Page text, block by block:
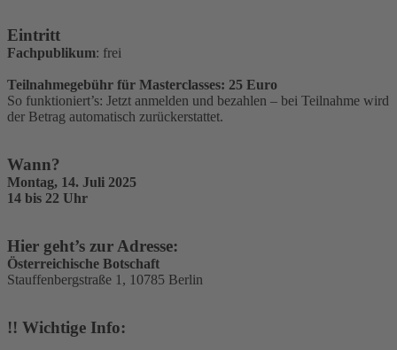
Eintritt
Fachpublikum: frei
Teilnahmegebühr für Masterclasses: 25 Euro
So funktioniert’s: Jetzt anmelden und bezahlen – bei Teilnahme wird
der Betrag automatisch zurückerstattet.
Wann?
Montag, 14. Juli 2025
14 bis 22 Uhr
Hier geht’s zur Adresse:
Österreichische Botschaft
Stauffenbergstraße 1, 10785 Berlin
!! Wichtige Info: